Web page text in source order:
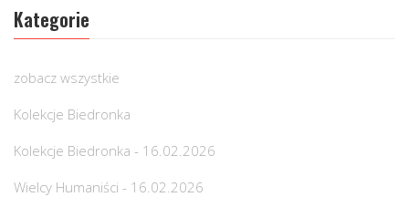
Kategorie
zobacz wszystkie
Kolekcje Biedronka
Kolekcje Biedronka - 16.02.2026
Wielcy Humaniści - 16.02.2026